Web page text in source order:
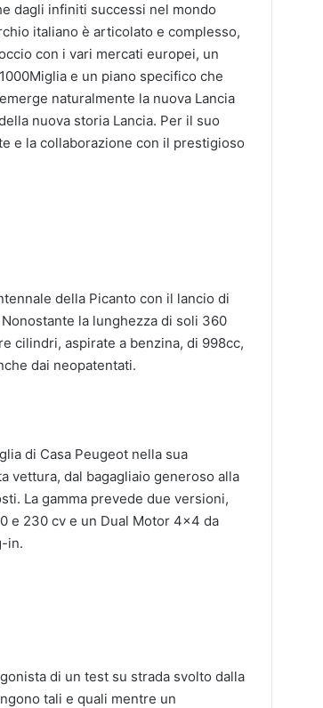
dagli infiniti successi nel mondo
italiano è articolato e complesso,
con i vari mercati europei, un
e un piano specifico che
naturalmente la nuova Lancia
nuova storia Lancia. Per il suo
e la collaborazione con il prestigioso
della Picanto con il lancio di
la lunghezza di soli 360
cilindri, aspirate a benzina, di 998cc,
dai neopatentati.
di Casa Peugeot nella sua
vettura, dal bagagliaio generoso alla
La gamma prevede due versioni,
e 230 cv e un Dual Motor 4×4 da
in.
di un test su strada svolto dalla
tali e quali mentre un